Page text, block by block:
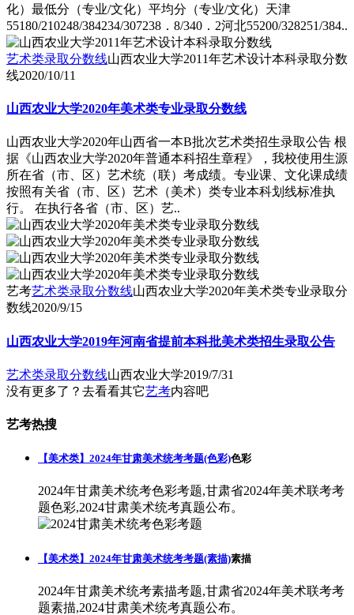
化）最低分（专业/文化）平均分（专业/文化）天津
55180/210248/384234/307238．8/340．2河北55200/328251/384..
艺术类录取分数线山西农业大学2011年艺术设计本科录取分数
线2020/10/11
山西农业大学2020年美术类专业录取分数线
山西农业大学2020年山西省一本B批次艺术类招生录取公告 根
据《山西农业大学2020年普通本科招生章程》，我校使用生源
所在省（市、区）艺术统（联）考成绩。专业课、文化课成绩
按照有关省（市、区）艺术（美术）类专业本科划线标准执
行。 在执行各省（市、区）艺..
艺考艺术类录取分数线山西农业大学2020年美术类专业录取分
数线2020/9/15
山西农业大学2019年河南省提前本科批美术类招生录取公告
艺术类录取分数线山西农业大学2019/7/31
没有更多了？去看看其它艺考内容吧
艺考热搜
【美术类】2024年甘肃美术统考考题(色彩)色彩
2024年甘肃美术统考色彩考题,甘肃省2024年美术联考考
题色彩,2024甘肃美术统考真题公布。
【美术类】2024年甘肃美术统考考题(素描)素描
2024年甘肃美术统考素描考题,甘肃省2024年美术联考考
题素描,2024甘肃美术统考真题公布。